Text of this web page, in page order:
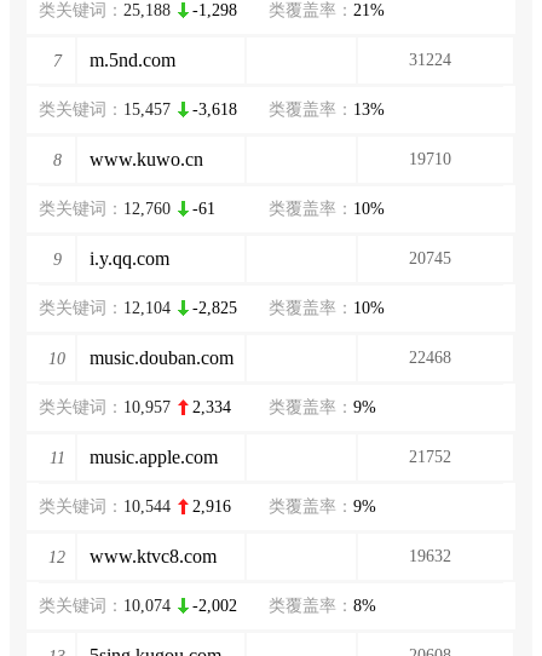
类关键词： 25,188 -1,298 类覆盖率： 21%
7 m.5nd.com 31224
类关键词： 15,457 -3,618 类覆盖率： 13%
8 www.kuwo.cn 19710
类关键词： 12,760 -61 类覆盖率： 10%
9 i.y.qq.com 20745
类关键词： 12,104 -2,825 类覆盖率： 10%
10 music.douban.com 22468
类关键词： 10,957 2,334 类覆盖率： 9%
11 music.apple.com 21752
类关键词： 10,544 2,916 类覆盖率： 9%
12 www.ktvc8.com 19632
类关键词： 10,074 -2,002 类覆盖率： 8%